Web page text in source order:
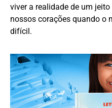
viver a realidade de um
nossos corações quando o
difícil.